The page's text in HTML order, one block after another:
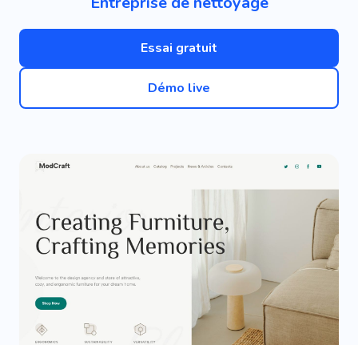
Essai gratuit
Démo live